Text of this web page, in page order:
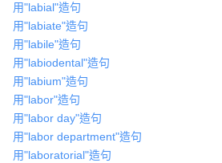
用"labial"造句
用"labiate"造句
用"labile"造句
用"labiodental"造句
用"labium"造句
用"labor"造句
用"labor day"造句
用"labor department"造句
用"laboratorial"造句